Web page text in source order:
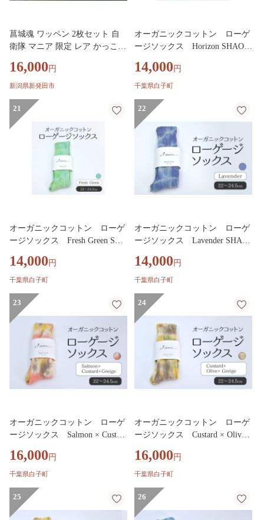
菖城魂 ワッペン 2枚セット 自
衛隊 マニア 限定 レア かっこい
田 新発田市 自衛隊 新発田駐屯
地 白壁兵舎 白壁兵舎広報史料
akabe004
16,000 円
新潟県新発田市
オーガニックコットン ローゲ
ージソックス Horizon SHAO00
14,000 円
千葉県白子町
21
オーガニックコットン ローゲ
ージソックス Fresh Green SHA
14,000 円
千葉県白子町
22
オーガニックコットン ローゲ
ージソックス Lavender SHAO0
14,000 円
千葉県白子町
23
オーガニックコットン ローゲ
ージソックス Salmon × Custard
16,000 円
千葉県白子町
24
オーガニックコットン ローゲ
ージソックス Custard × Olive ×
16,000 円
千葉県白子町
25 26